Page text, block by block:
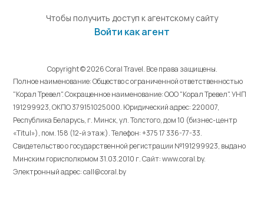
Чтобы получить доступ к агентскому сайту
Войти как агент
Copyright © 2026 Coral Travel. Все права защищены.
Полное наименование: Общество с ограниченной ответственностью
"Корал Тревел". Сокращенное наименование: ООО "Корал Тревел". УНП
191299923, ОКПО 379151025000. Юридический адрес: 220007,
Республика Беларусь, г. Минск, ул. Толстого, дом 10 (бизнес-центр
«Titul»), пом. 158 (12-й этаж). Телефон: +375 17 336-77-33.
Свидетельство о государственной регистрации №191299923, выдано
Минским горисполкомом 31.03.2010 г. Cайт: www.coral.by.
Электронный адрес: call@coral.by